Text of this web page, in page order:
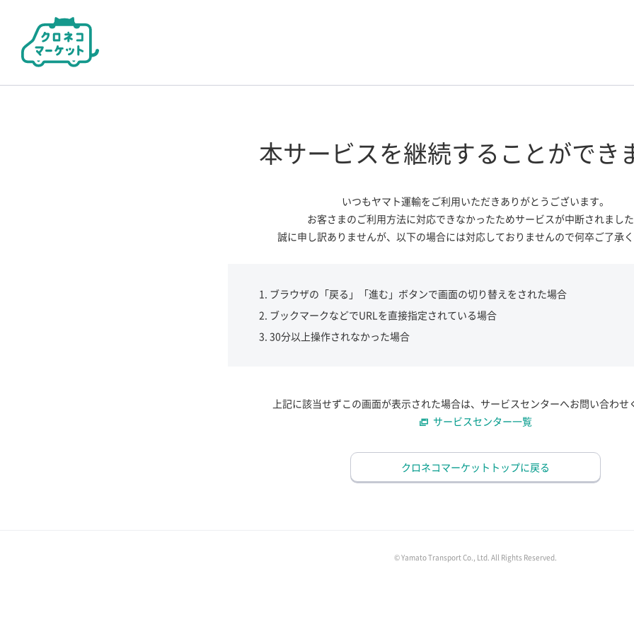
本サービスを継続する ことができ
いつもヤマト運輸をご利用いただきありがとうございます。
お客さまのご利用方法に対応できなかったためサービスが中断されました
誠に申し訳ありませんが、 以下の場合には対応しておりませんので何卒ご了承く
ブラウザの「戻る」「進む」ボタンで画面の切り替えをされた場合
ブックマークなどでURLを直接指定されている場合
30分以上操作されなかった場合
上記に該当せずこの画面が表示された場合は、サービスセンターへお問い合わせ
サービスセンター一覧
クロネコマーケットトップに戻る
© Yamato Transport Co., Ltd. All Rights Reserved.